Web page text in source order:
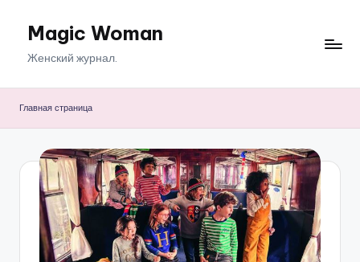
ПерейтиMagic Woman
Женский журнал.
Главная страница